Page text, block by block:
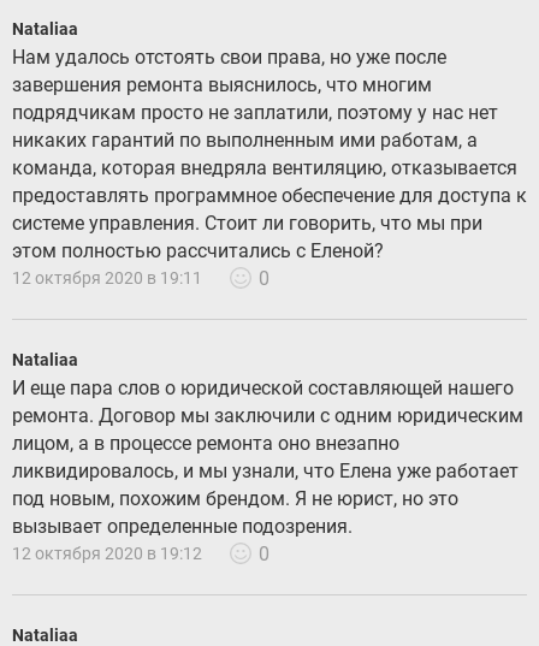
Nataliaa
Нам удалось отстоять свои права, но уже после
завершения ремонта выяснилось, что многим
подрядчикам просто не заплатили, поэтому у нас нет
никаких гарантий по выполненным ими работам, а
команда, которая внедряла вентиляцию, отказывается
предоставлять программное обеспечение для доступа к
системе управления. Стоит ли говорить, что мы при
этом полностью рассчитались с Еленой?
12 октября 2020 в 19:11 0
Nataliaa
И еще пара слов о юридической составляющей нашего
ремонта. Договор мы заключили с одним юридическим
лицом, а в процессе ремонта оно внезапно
ликвидировалось, и мы узнали, что Елена уже работает
под новым, похожим брендом. Я не юрист, но это
вызывает определенные подозрения.
12 октября 2020 в 19:12 0
Nataliaa